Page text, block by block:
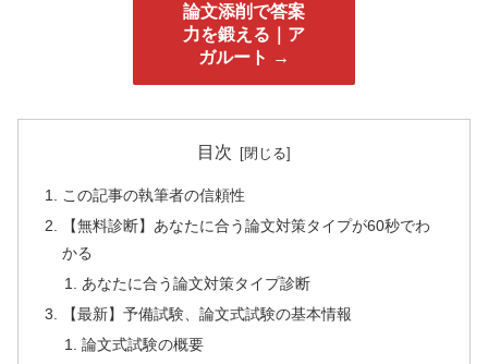
論文添削で答案
力を鍛える｜ア
ガルート →
目次
この記事の執筆者の信頼性
【無料診断】あなたに合う論文対策タイプが60秒でわ
かる
あなたに合う論文対策タイプ診断
【最新】予備試験、論文式試験の基本情報
論文式試験の概要